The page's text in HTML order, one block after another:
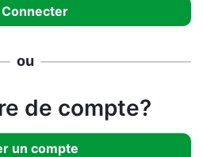
ou
de compte?
un compte